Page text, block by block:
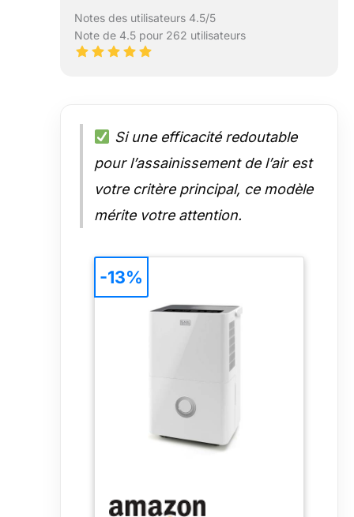
Notes des utilisateurs 4.5/5
Note de 4.5 pour 262 utilisateurs
Si une efficacité redoutable
pour l’assainissement de l’air est
votre critère principal, ce modèle
mérite votre attention.
-13%